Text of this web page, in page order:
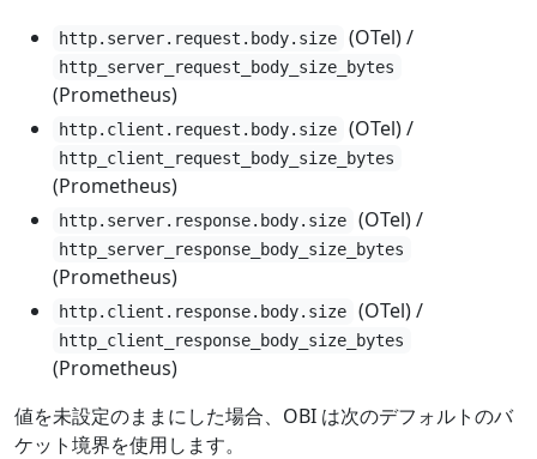
http.server.request.body.size (OTel) /
http_server_request_body_size_bytes
(Prometheus)
http.client.request.body.size (OTel) /
http_client_request_body_size_bytes
(Prometheus)
http.server.response.body.size (OTel) /
http_server_response_body_size_bytes
(Prometheus)
http.client.response.body.size (OTel) /
http_client_response_body_size_bytes
(Prometheus)
値を未設定のままにした場合、OBI は次のデフォルトのバ
ケット境界を使用します。